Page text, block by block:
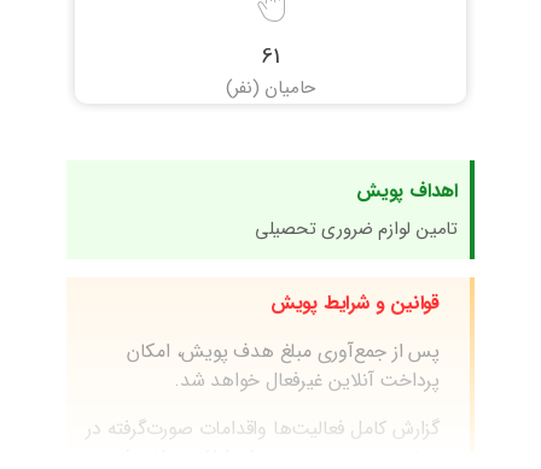
اهداف پویش
تامین لوازم ضروری تحصیلی
قوانین و شرایط پویش​
پس از جمع‌آوری مبلغ هدف پویش، امکان
پرداخت آنلاین غیرفعال خواهد شد.
گزارش کامل فعالیت‌ها واقدامات صورت‌گرفته در
61
حامیان (نفر)